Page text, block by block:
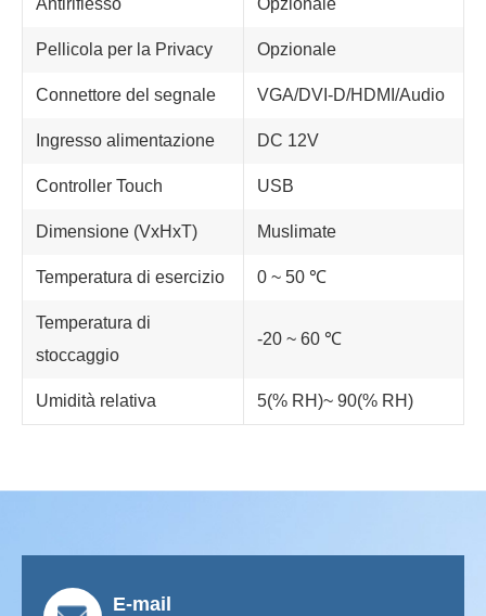
Antiriflesso Opzionale
Pellicola per la Privacy Opzionale
Connettore del segnale VGA/DVI-D/HDMI/Audio
Ingresso alimentazione DC 12V
Controller Touch USB
Dimensione (VxHxT) Muslimate
Temperatura di esercizio 0 ~ 50 ℃
Temperatura di
stoccaggio
-20 ~ 60 ℃
Umidità relativa 5(% RH)~ 90(% RH)
E-mail